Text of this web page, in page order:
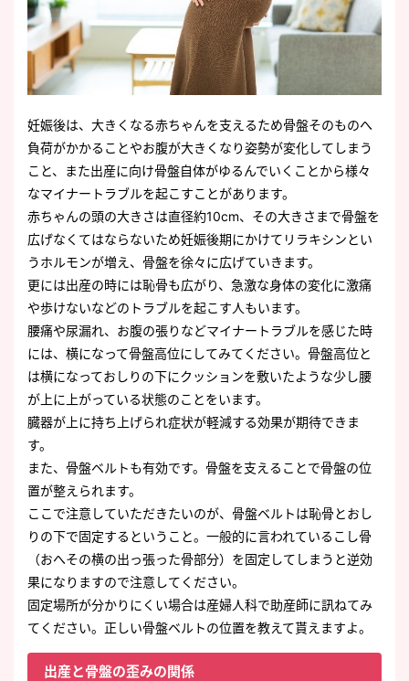
妊娠後は、大きくなる赤ちゃんを支えるため骨盤そのものへ
負荷がかかることやお腹が大きくなり姿勢が変化してしまう
こと、また出産に向け骨盤自体がゆるんでいくことから様々
なマイナートラブルを起こすことがあります。
赤ちゃんの頭の大きさは直径約10cm、その大きさまで骨盤を
広げなくてはならないため妊娠後期にかけてリラキシンとい
うホルモンが増え、骨盤を徐々に広げていきます。
更には出産の時には恥骨も広がり、急激な身体の変化に激痛
や歩けないなどのトラブルを起こす人もいます。
腰痛や尿漏れ、お腹の張りなどマイナートラブルを感じた時
には、横になって骨盤高位にしてみてください。骨盤高位と
は横になっておしりの下にクッションを敷いたような少し腰
が上に上がっている状態のことをいます。
臓器が上に持ち上げられ症状が軽減する効果が期待できま
す。
また、骨盤ベルトも有効です。骨盤を支えることで骨盤の位
置が整えられます。
ここで注意していただきたいのが、骨盤ベルトは恥骨とおし
りの下で固定するということ。一般的に言われているこし骨
（おへその横の出っ張った骨部分）を固定してしまうと逆効
果になりますので注意してください。
固定場所が分かりにくい場合は産婦人科で助産師に訊ねてみ
てください。正しい骨盤ベルトの位置を教えて貰えますよ。
出産と骨盤の歪みの関係